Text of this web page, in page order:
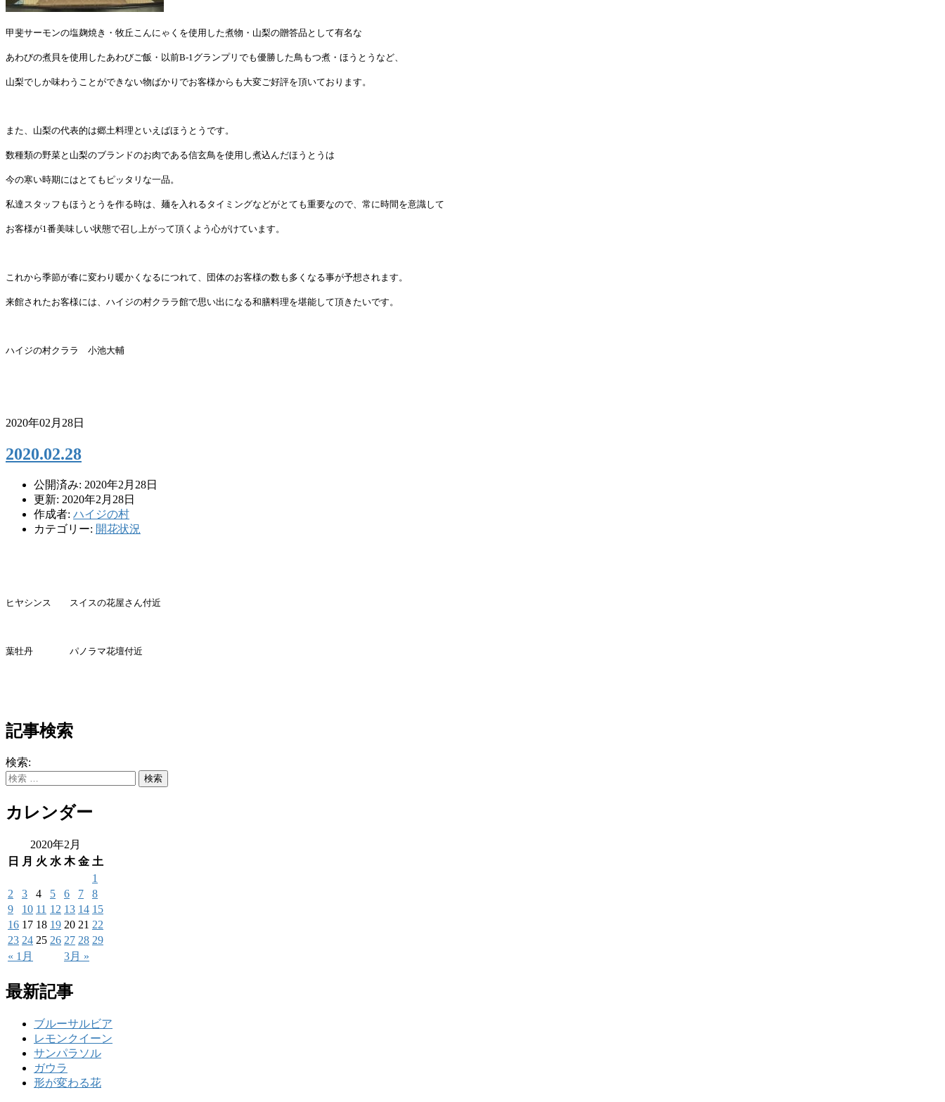
甲斐サーモンの塩麹焼き・牧丘こんにゃくを使用した煮物・山梨の贈答品として有名な
あわびの煮貝を使用したあわびご飯・以前B-1 グランプリでも優勝した鳥もつ煮・ほうとうなど、
山梨でしか味わうことができない物ばかりでお客様からも大変ご好評を頂いております。
また、山梨の代表的は郷土料理といえばほうとうです。
数種類の野菜と山梨のブランドのお肉である信玄鳥を使用し煮込んだほうとうは
今の寒い時期にはとてもピッタリな一品。
私達スタッフもほうとうを作る時は、麺を入れるタイミングなどがとても重要なので、常に時間を意識して
お客様が1 番美味しい状態で召し上がって頂くよう心がけています。
これから季節が春に変わり暖かくなるにつれて、団体のお客様の数も多くなる事が予想されます。
来館されたお客様には、ハイジの村クララ館で思い出になる和膳料理を堪能して頂きたいです。
ハイジの村クララ 小池大輔
2020年02月28日
2020.02.28
公開済み: 2020年2月28日
更新: 2020年2月28日
作成者: ハイジの村
カテゴリー: 開花状況
ヒヤシンス スイスの花屋さん付近
葉牡丹 パノラマ花壇付近
記事検索
検索:
カレンダー
2020年2月
日
月 火 水 木 金 土
« 1月 3月 »
1
2
3 4 5 6 7
8
9
10 11 12 13 14 15
16 17 18 19 20 21 22
23 24 25 26 27 28 29
最新記事
ブルーサルビア
レモンクイーン
サンパラソル
ガウラ
形が変わる花